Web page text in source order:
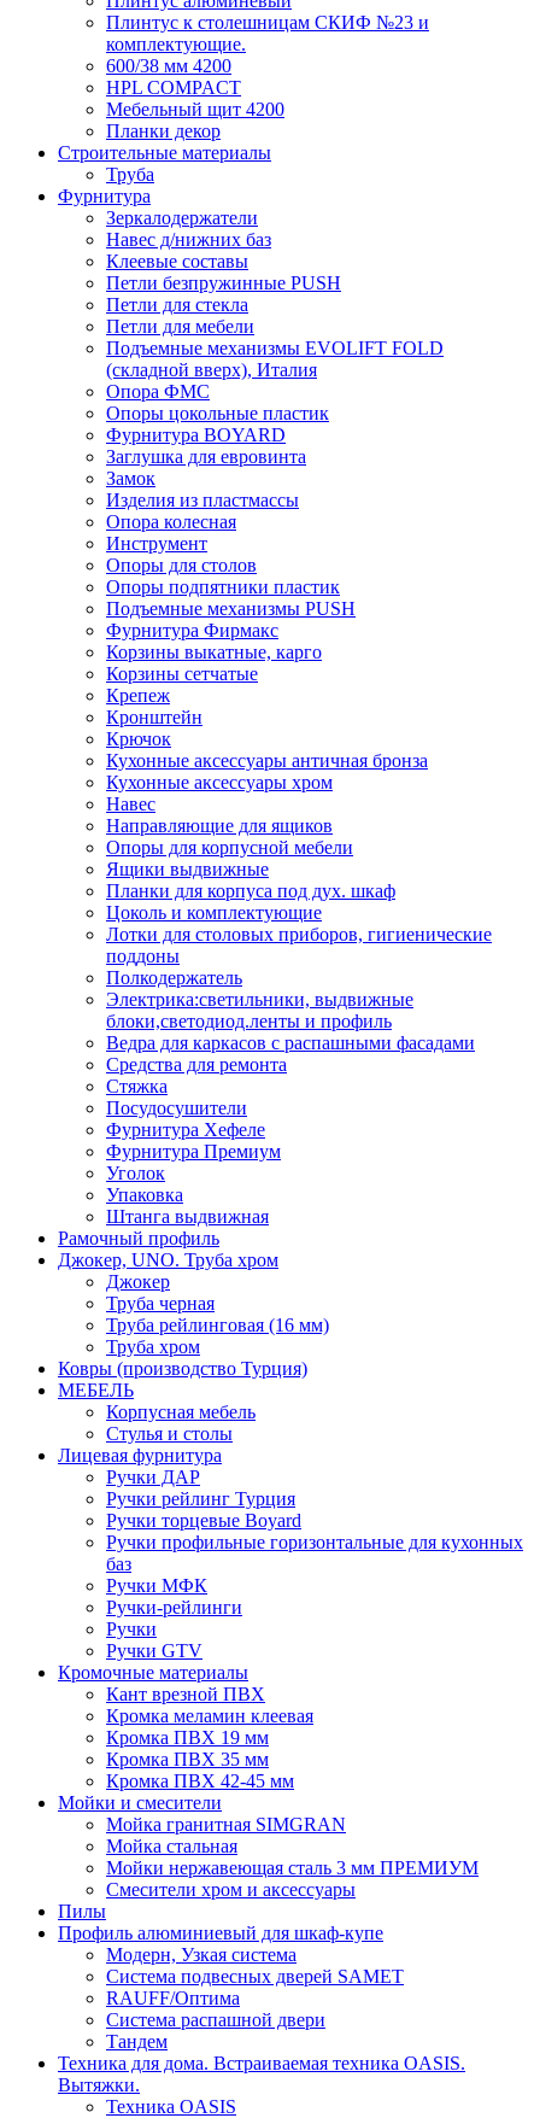
Плинтус к столешницам СКИФ №23 и
комплектующие.
600/38 мм 4200
HPL COMPACT
Мебельный щит 4200
Планки декор
Строительные материалы
Труба
Фурнитура
Зеркалодержатели
Навес д/нижних баз
Клеевые составы
Петли безпружинные PUSH
Петли для стекла
Петли для мебели
Подъемные механизмы EVOLIFT FOLD
(складной вверх), Италия
Опора ФМС
Опоры цокольные пластик
Фурнитура BOYARD
Заглушка для евровинта
Замок
Изделия из пластмассы
Опора колесная
Инструмент
Опоры для столов
Опоры подпятники пластик
Подъемные механизмы PUSH
Фурнитура Фирмакс
Корзины выкатные, карго
Корзины сетчатые
Крепеж
Кронштейн
Крючок
Кухонные аксессуары античная бронза
Кухонные аксессуары хром
Навес
Направляющие для ящиков
Опоры для корпусной мебели
Ящики выдвижные
Планки для корпуса под дух. шкаф
Цоколь и комплектующие
Лотки для столовых приборов, гигиенические
поддоны
Полкодержатель
Электрика:светильники, выдвижные
блоки,светодиод.ленты и профиль
Ведра для каркасов с распашными фасадами
Средства для ремонта
Стяжка
Посудосушители
Фурнитура Хефеле
Фурнитура Премиум
Уголок
Упаковка
Штанга выдвижная
Рамочный профиль
Джокер, UNO. Труба хром
Джокер
Труба черная
Труба рейлинговая (16 мм)
Труба хром
Ковры (производство Турция)
МЕБЕЛЬ
Корпусная мебель
Стулья и столы
Лицевая фурнитура
Ручки ДАР
Ручки рейлинг Турция
Ручки торцевые Boyard
Ручки профильные горизонтальные для кухонных
баз
Ручки МФК
Ручки-рейлинги
Ручки
Ручки GTV
Кромочные материалы
Кант врезной ПВХ
Кромка меламин клеевая
Кромка ПВХ 19 мм
Кромка ПВХ 35 мм
Кромка ПВХ 42-45 мм
Мойки и смесители
Мойка гранитная SIMGRAN
Мойка стальная
Мойки нержавеющая сталь 3 мм ПРЕМИУМ
Смесители хром и аксессуары
Пилы
Профиль алюминиевый для шкаф-купе
Модерн, Узкая система
Система подвесных дверей SAMET
RAUFF/Оптима
Система распашной двери
Тандем
Техника для дома. Встраиваемая техника OASIS.
Вытяжки.
Техника OASIS